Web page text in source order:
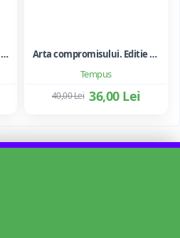
Cum sa cresti un copil sigur de sine ... si sa-i consolidezi autostima
Tempus
Arta compromisului. Editie ne varietur - Ileana Vulpescu
36,00 Lei
40,00 Lei